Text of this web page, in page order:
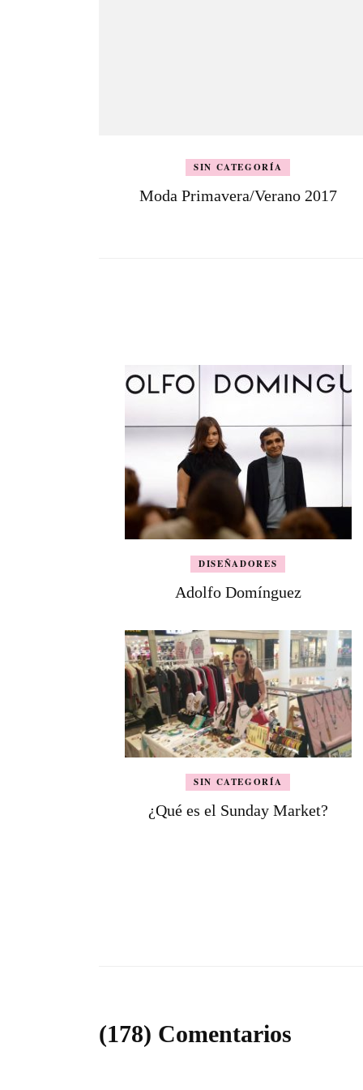
SIN CATEGORÍA
Moda Primavera/Verano 2017
DISEÑADORES
Adolfo Domínguez
SIN CATEGORÍA
¿Qué es el Sunday Market?
(178) Comentarios